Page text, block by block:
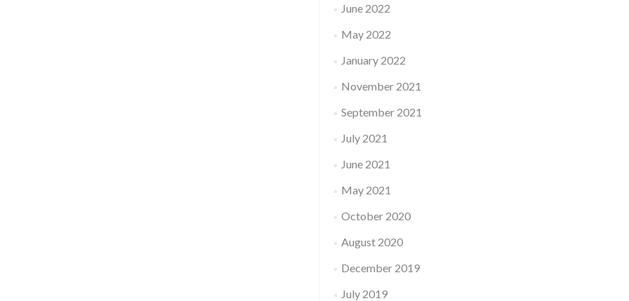
June 2022
May 2022
January 2022
November 2021
September 2021
July 2021
June 2021
May 2021
October 2020
August 2020
December 2019
July 2019